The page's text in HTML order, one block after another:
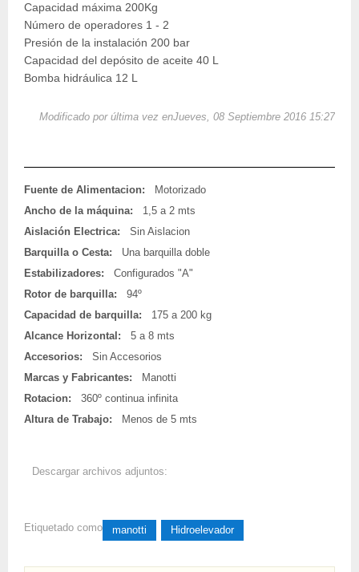
Capacidad máxima 200Kg
Número de operadores 1 - 2
Presión de la instalación 200 bar
Capacidad del depósito de aceite 40 L
Bomba hidráulica 12 L
Modificado por última vez enJueves, 08 Septiembre 2016 15:27
Fuente de Alimentacion:
Motorizado
Ancho de la máquina:
1,5 a 2 mts
Aislación Electrica:
Sin Aislacion
Barquilla o Cesta:
Una barquilla doble
Estabilizadores:
Configurados "A"
Rotor de barquilla:
94º
Capacidad de barquilla:
175 a 200 kg
Alcance Horizontal:
5 a 8 mts
Accesorios:
Sin Accesorios
Marcas y Fabricantes:
Manotti
Rotacion:
360º continua infinita
Altura de Trabajo:
Menos de 5 mts
Descargar archivos adjuntos:
Etiquetado como manotti Hidroelevador